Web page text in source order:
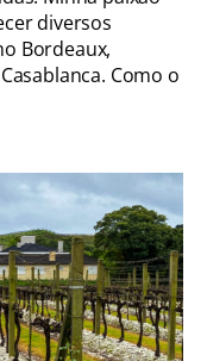
diversos
Bordeaux,
Como o